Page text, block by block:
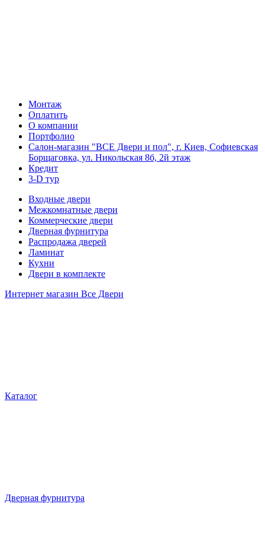
Монтаж
Оплатить
О компании
Портфолио
Салон-магазин "ВСЕ Двери и пол", г. Киев, Софиевская
Борщаговка, ул. Никольская 8б, 2й этаж
Кредит
3-D тур
Входные двери
Межкомнатные двери
Коммерческие двери
Дверная фурнитура
Распродажа дверей
Ламинат
Кухни
Двери в комплекте
Интернет магазин Все Двери
Каталог
Дверная фурнитура